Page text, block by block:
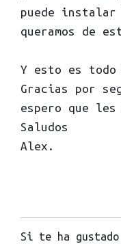
puede
queramos de
Y esto es todo
Gracias por
espero que les
Saludos
Alex.
Si te ha gustado